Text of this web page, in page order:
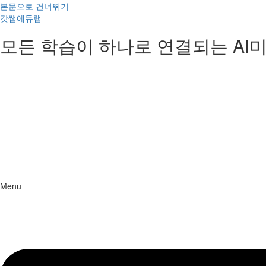
본문으로 건너뛰기
갓쌤에듀랩
모든 학습이 하나로 연결되는 AI
Menu